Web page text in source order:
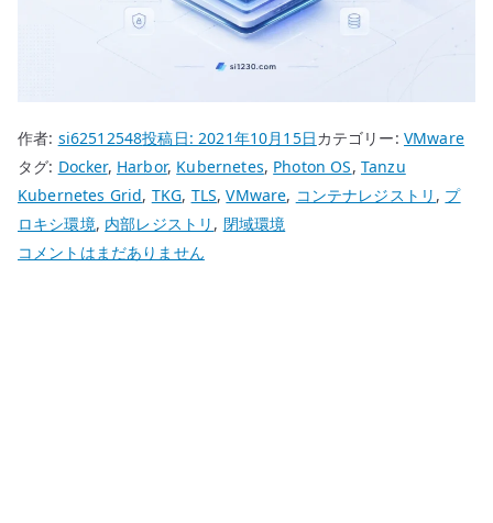
作者: si62512548投稿日:2021年10月15日カテゴリー: VMware
タグ: Docker, Harbor, Kubernetes, Photon OS, Tanzu
Kubernetes Grid, TKG, TLS,VMware, コンテナレジストリ , プ
ロキシ環境, 内部レジストリ , 閉域環境
VMware
コメントはまだありません